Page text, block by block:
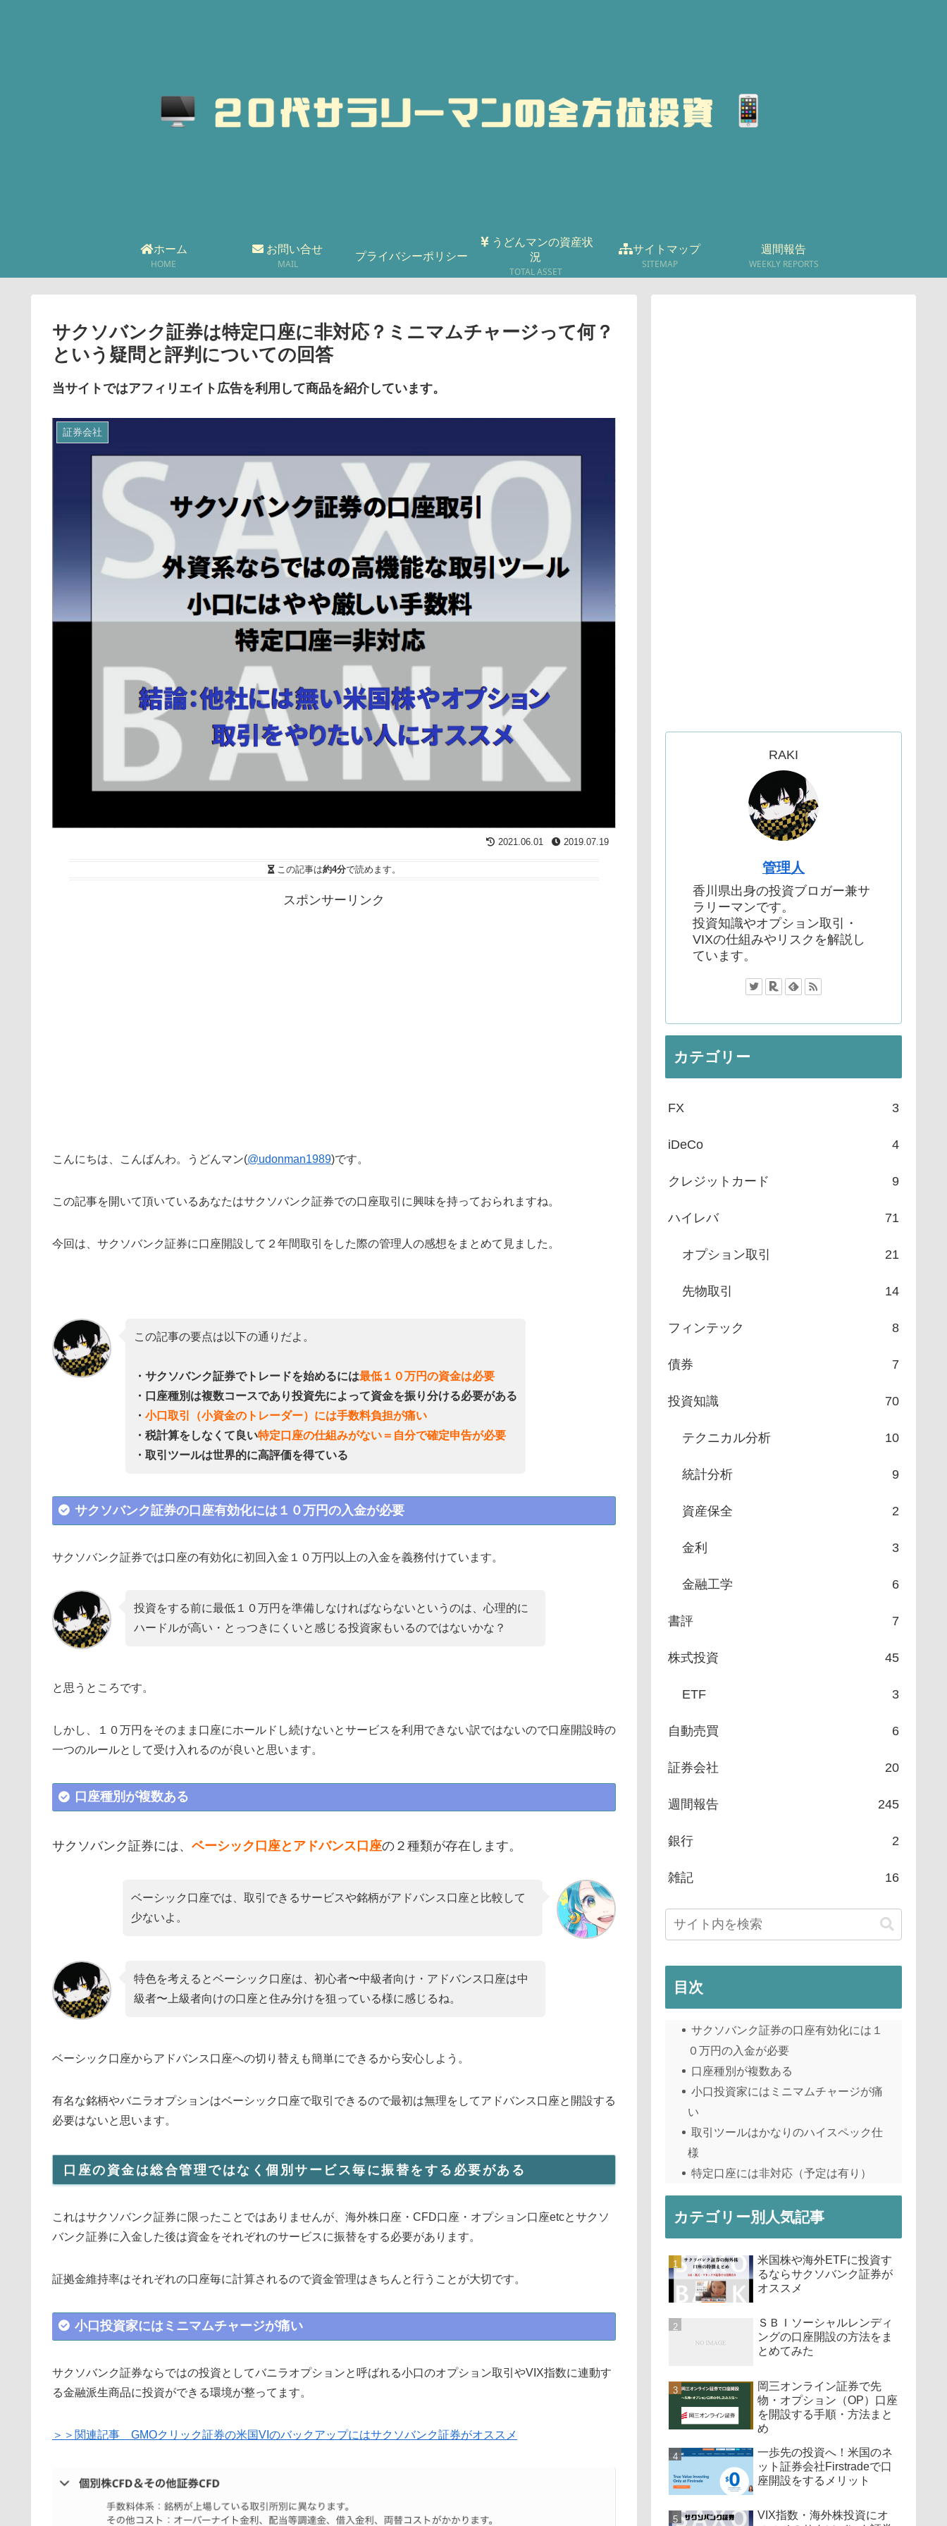
ホーム
HOME
お問い合せ
MAIL
プライバシーポリシー
うどんマンの資産状
況
TOTAL ASSET
サイトマップ
SITEMAP
週間報告
WEEKLY REPORTS
サクソバンク証券は特定口座に非対応？ミニマムチャージって何？
という疑問と評判についての回答
当サイトではアフィリエイト広告を利用して商品を紹介しています。
証券会社
2021.06.01 2019.07.19
この記事は約4分で読めます。
スポンサーリンク
こんにちは、こんばんわ。うどんマン(@udonman1989)です。
この記事を開いて頂いているあなたはサクソバンク証券での口座取引に興味を持っておられますね。
今回は、サクソバンク証券に口座開設して２年間取引をした際の管理人の感想をまとめて見ました。
この記事の要点は以下の通りだよ。
・サクソバンク証券でトレードを始めるには最低１０万円の資金は必要
・口座種別は複数コースであり投資先によって資金を振り分ける必要がある
・ 小口取引（小資金のトレーダー）には手数料負担が痛い
・税計算をしなくて良い特定口座の仕組みがない＝自分で確定申告が必要
・取引ツールは世界的に高評価を得ている
サクソバンク証券の口座有効化には１０万円の入金が必要
サクソバンク証券では口座の有効化に初回入金１０万円以上の入金を義務付けています。
投資をする前に最低１０万円を準備しなければならないというのは、心理的に
ハードルが高い・とっつきにくいと感じる投資家もいるのではないかな？
と思うところです。
しかし、１０万円をそのまま口座にホールドし続けないとサービスを利用できない訳ではないので口座開設時の
一つのルールとして受け入れるのが良いと思います。
口座種別が複数ある
サクソバンク証券には、 ベーシック口座とアドバンス口座の２種類が存在します。
ベーシック口座では、取引できるサービスや銘柄がアドバンス口座と比較して
少ないよ。
特色を考えるとベーシック口座は、初心者〜中級者向け・アドバンス口座は中
級者〜上級者向けの口座と住み分けを狙っている様に感じるね。
ベーシック口座からアドバンス口座への切り替えも簡単にできるから安心しよう。
有名な銘柄やバニラオプションはベーシック口座で取引できるので最初は無理をしてアドバンス口座と開設する
必要はないと思います。
口座の資金は総合管理ではなく個別サービス毎に振替をする必要がある
これはサクソバンク証券に限ったことではありませんが、海外株口座・CFD口座・オプション口座etcとサクソ
バンク証券に入金した後は資金をそれぞれのサービスに振替をする必要があります。
証拠金維持率はそれぞれの口座毎に計算されるので資金管理はきちんと行うことが大切です。
小口投資家にはミニマムチャージが痛い
サクソバンク証券ならではの投資としてバニラオプションと呼ばれる小口のオプション取引やVIX指数に連動す
る金融派生商品に投資ができる環境が整ってます。
＞＞関連記事 GMOクリック証券の米国VIのバックアップにはサクソバンク証券がオススメ
RAKI
管理人
香川県出身の投資ブロガー兼サ
ラリーマンです。
投資知識やオプション取引・
VIXの仕組みやリスクを解説し
ています。
カテゴリー
FX 3
iDeCo 4
クレジットカード 9
ハイレバ 71
オプション取引 21
先物取引 14
フィンテック 8
債券 7
投資知識 70
テクニカル分析 10
統計分析 9
資産保全 2
金利 3
金融工学 6
書評 7
株式投資 45
ETF 3
自動売買 6
証券会社 20
週間報告 245
銀行 2
雑記 16
目次
サクソバンク証券の口座有効化には１
０万円の入金が必要
口座種別が複数ある
小口投資家にはミニマムチャージが痛
い
取引ツールはかなりのハイスペック仕
様
特定口座には非対応（予定は有り）
カテゴリー別人気記事
米国株や海外ETFに投資す
るならサクソバンク証券が
オススメ
ＳＢＩソーシャルレンディ
ングの口座開設の方法をま
とめてみた
岡三オンライン証券で先
物・オプション（OP）口座
を開設する手順・方法まと
め
一歩先の投資へ！米国のネ
ット証券会社Firstradeで口
座開設をするメリット
VIX指数・海外株投資にオ